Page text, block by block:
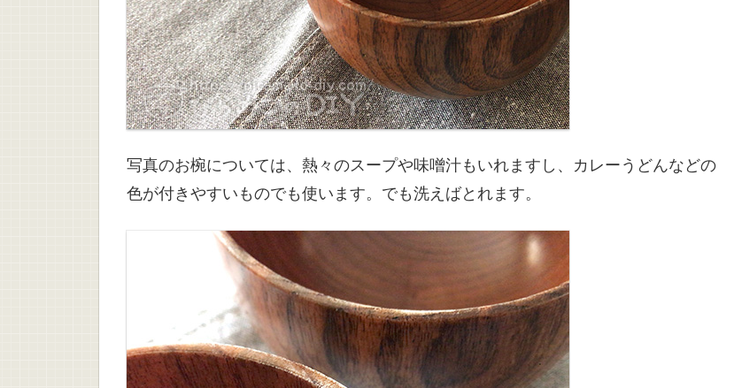
写真のお椀については、熱々のスープや味噌汁もいれますし、カレーうどんなどの
色が付きやすいものでも使います。でも洗えばとれます。